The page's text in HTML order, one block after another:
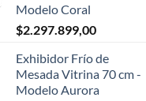
Modelo Coral
$2.297.899,00
Exhibidor Frío de
Mesada Vitrina 70 cm -
Modelo Aurora